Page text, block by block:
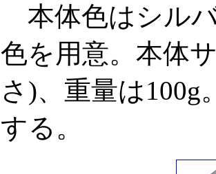
本体色はシル
色を用意。本体
さ)、重量は
する。